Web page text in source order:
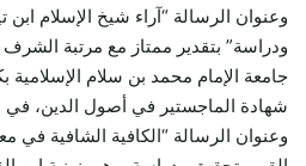
وعنوان الرسالة “آراء شيخ الإسلام
جامعة الإمام محمد بن سلام الإسلامية
شهادة الماجستير في أصول الدين، في
وعنوان الرسالة “الكافية الشافية في